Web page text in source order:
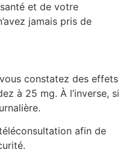
et de votre
jamais pris de
constatez des effets
à 25 mg. À l’inverse, si
afin de